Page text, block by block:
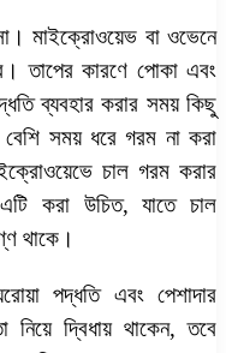
মাইক্রোওয়েভ বা ওভেনে
তাপের কারণে পোকা এবং
ব্যবহার করার সময় কিছু
সময় ধরে গরম না করা
চাল গরম করার
করা উচিত, যাতে চাল
থাকে।
পদ্ধতি এবং পেশাদার
নিয়ে দ্বিধায় থাকেন, তবে